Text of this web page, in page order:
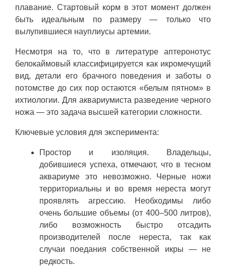
плавание. Стартовый корм в этот момент должен
быть идеальным по размеру — только что
вылупившиеся науплиусы артемии.
Несмотря на то, что в литературе аптеронотус
белокаймовый классифицируется как икромечущий
вид, детали его брачного поведения и заботы о
потомстве до сих пор остаются «белым пятном» в
ихтиологии. Для аквариумиста разведение черного
ножа — это задача высшей категории сложности.
Ключевые условия для эксперимента:
Простор и изоляция. Владельцы,
добившиеся успеха, отмечают, что в тесном
аквариуме это невозможно. Черные ножи
территориальны и во время нереста могут
проявлять агрессию. Необходимы либо
очень большие объемы (от 400–500 литров),
либо возможность быстро отсадить
производителей после нереста, так как
случаи поедания собственной икры — не
редкость.